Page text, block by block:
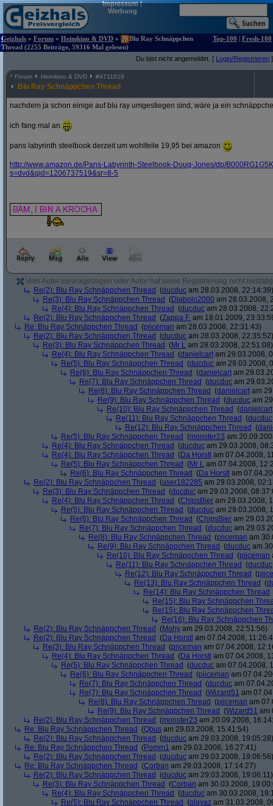
Impressum|
Werbung
Geizhals » Forum » Heimkino & DVD »
Blu Ray Schnäppchen
Thread (2255 Beiträge, 59316 Mal gelesen)
Top-100 | Fresh-100
Du bist nicht angemeldet. [ Login/Registrieren ]
^ Forum Heimkino & DVD #4711019
Blu Ray Schnäppchen Thread
nachdem ja schon einige auf blu ray umgestiegen sind, wäre ja ein
ich fang mal an
pans labyrinth steelbook derzeit um wohlfeile 19,95 bei amazon
http://www.amazon.de/Pans-Labyrinth-Steelbook-Doug-Jones/dp/
s=dvd&qid=1206737519&sr=8-5
Vom Autor zurückgezogen oder Autor hat seine Registrierung nicht
Re(2): Blu Ray Schnäppchen Thread (ducduc am 28.03.2008, 22:14:39)
Re(3): Blu Ray Schnäppchen Thread (Diabolo2000 am 28.03.2008,
Re(4): Blu Ray Schnäppchen Thread (ducduc am 28.03.2008,
Re(2): Blu Ray Schnäppchen Thread (Zappa F. am 18.01.2009,
Re: Blu Ray Schnäppchen Thread (piiceman am 28.03.2008, 22:31:43)
Re(2): Blu Ray Schnäppchen Thread (ducduc am 28.03.2008, 22:35:52)
Re(3): Blu Ray Schnäppchen Thread (Mr L am 28.03.2008, 22:51:08)
Re(4): Blu Ray Schnäppchen Thread (danielcart am 29.03.2008,
Re(5): Blu Ray Schnäppchen Thread (ducduc am 29.03.2008,
Re(6): Blu Ray Schnäppchen Thread (danielcart am
Re(7): Blu Ray Schnäppchen Thread (ducduc am
Re(8): Blu Ray Schnäppchen Thread (danielcart am
Re(9): Blu Ray Schnäppchen Thread (ducduc am
Re(10): Blu Ray Schnäppchen Thread (danielcart
Re(11): Blu Ray Schnäppchen Thread (ducduc
Re(12): Blu Ray Schnäppchen Thread (
Re(5): Blu Ray Schnäppchen Thread (monster23 am
Re(4): Blu Ray Schnäppchen Thread (ducduc am 29.03.2008,
Re(4): Blu Ray Schnäppchen Thread (Da Horstl am 07.04.2008,
Re(5): Blu Ray Schnäppchen Thread (Mr L am 07.04.2008,
Re(6): Blu Ray Schnäppchen Thread (Da Horstl am
Re(2): Blu Ray Schnäppchen Thread (user182285 am 29.03.2008,
Re(3): Blu Ray Schnäppchen Thread (ducduc am 29.03.2008,
Re(4): Blu Ray Schnäppchen Thread (ChipsBier am 29.03.2008,
Re(5): Blu Ray Schnäppchen Thread (ducduc am 29.03.2008,
Re(6): Blu Ray Schnäppchen Thread (ChipsBier am
Re(7): Blu Ray Schnäppchen Thread (ducduc am
Re(8): Blu Ray Schnäppchen Thread (piiceman am
Re(9): Blu Ray Schnäppchen Thread (ducduc am
Re(10): Blu Ray Schnäppchen Thread (piiceman
Re(11): Blu Ray Schnäppchen Thread (ducduc
Re(12): Blu Ray Schnäppchen Thread (
Re(13): Blu Ray Schnäppchen Thread (
Re(14): Blu Ray Schnäppchen Thread
Re(15): Blu Ray Schnäppchen
Re(15): Blu Ray Schnäppchen
Re(16): Blu Ray Schnäppchen
Re(2): Blu Ray Schnäppchen Thread (Mohy am 29.03.2008, 22:51:56)
Re(2): Blu Ray Schnäppchen Thread (Da Horstl am 07.04.2008,
Re(3): Blu Ray Schnäppchen Thread (piiceman am 07.04.2008,
Re(4): Blu Ray Schnäppchen Thread (Da Horstl am 07.04.2008,
Re(5): Blu Ray Schnäppchen Thread (ducduc am 07.04.2008,
Re(6): Blu Ray Schnäppchen Thread (piiceman am
Re(7): Blu Ray Schnäppchen Thread (ducduc am
Re(7): Blu Ray Schnäppchen Thread (Wizard51 am
Re(8): Blu Ray Schnäppchen Thread (piiceman am
Re(9): Blu Ray Schnäppchen Thread (Wizard51 am
Re(2): Blu Ray Schnäppchen Thread (monster23 am 20.09.2008,
Re: Blu Ray Schnäppchen Thread (Qbus am 29.03.2008, 15:41:54)
Re(2): Blu Ray Schnäppchen Thread (ducduc am 29.03.2008, 19:05:28)
Re: Blu Ray Schnäppchen Thread (Pomm1 am 29.03.2008, 16:27:41)
Re(2): Blu Ray Schnäppchen Thread (ducduc am 29.03.2008, 19:06:56)
Re: Blu Ray Schnäppchen Thread (Corban am 29.03.2008, 17:14:27)
Re(2): Blu Ray Schnäppchen Thread (ducduc am 29.03.2008, 19:06:11)
Re(3): Blu Ray Schnäppchen Thread (Corban am 30.03.2008,
Re(4): Blu Ray Schnäppchen Thread (ducduc am 30.03.2008,
Re(5): Blu Ray Schnäppchen Thread (playaz am 31.03.2008,